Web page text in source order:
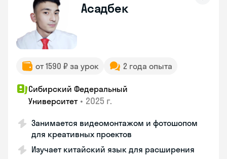
Асадбек
от 1590 ₽ за урок 2 года опыта
Сибирский Федеральный
Университет • 2025 г.
Занимается видеомонтажом и фотошопом
для креативных проектов
Изучает китайский язык для расширения